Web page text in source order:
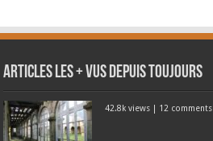
Articles les + vus depuis toujours
42.8k views | 12 comments